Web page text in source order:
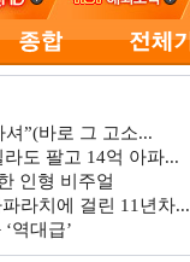
”(바로 그 고소...
도 팔고 14억 아파...
인형 비주얼
라치에 걸린 11년차...
역대급’